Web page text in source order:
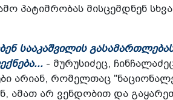
პატიმრობას მისცემდნენ სხვა
სააკაშვილის
- მურუსიძეც,
არიან, რომელთაც
ამათ არ ვენდობით და